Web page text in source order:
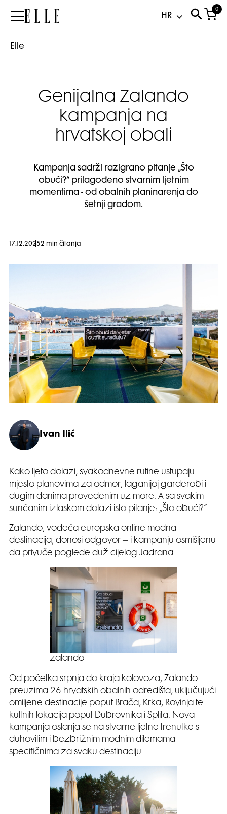
Elle
0
Elle
Genijalna Zalando
kampanja na
hrvatskoj obali
Kampanja sadrži razigrano pitanje „Što
obući?“ prilagođeno stvarnim ljetnim
momentima - od obalnih planinarenja do
šetnji gradom.
17.12.20252 min čitanja
Ivan Ilić
Kako ljeto dolazi, svakodnevne rutine ustupaju
mjesto planovima za odmor, laganijoj garderobi i
dugim danima provedenim uz more. A sa svakim
sunčanim izlaskom dolazi isto pitanje: „Što obući?“
Zalando, vodeća europska online modna
destinacija, donosi odgovor – i kampanju osmišljenu
da privuče poglede duž cijelog Jadrana.
zalando
Od početka srpnja do kraja kolovoza, Zalando
preuzima 26 hrvatskih obalnih odredišta, uključujući
omiljene destinacije poput Brača, Krka, Rovinja te
kultnih lokacija poput Dubrovnika i Splita. Nova
kampanja oslanja se na stvarne ljetne trenutke s
duhovitim i bezbrižnim modnim dilemama
specifičnima za svaku destinaciju.